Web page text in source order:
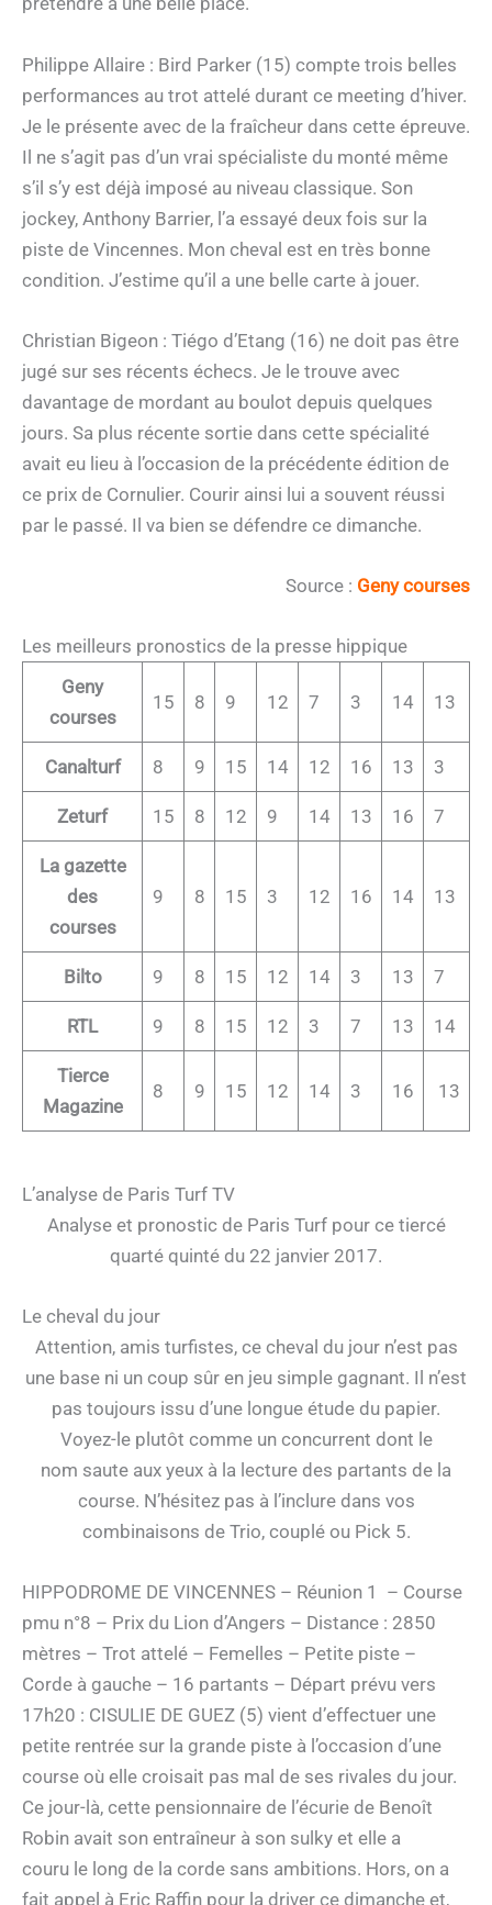
Philippe Allaire : Bird Parker (15) compte trois belles
performances au trot attelé durant ce meeting d’hiver.
Je le présente avec de la fraîcheur dans cette épreuve.
Il ne s’agit pas d’un vrai spécialiste du monté même
s’il s’y est déjà imposé au niveau classique. Son
jockey, Anthony Barrier, l’a essayé deux fois sur la
piste de Vincennes. Mon cheval est en très bonne
condition. J’estime qu’il a une belle carte à jouer.
Christian Bigeon : Tiégo d’Etang (16) ne doit pas être
jugé sur ses récents échecs. Je le trouve avec
davantage de mordant au boulot depuis quelques
jours. Sa plus récente sortie dans cette spécialité
avait eu lieu à l’occasion de la précédente édition de
ce prix de Cornulier. Courir ainsi lui a souvent réussi
par le passé. Il va bien se défendre ce dimanche.
Source : Geny courses
Les meilleurs pronostics de la presse hippique
Geny
courses
15 8 9 12 7 3 14 13
Canalturf 8 9 15 14 12 16 13 3
Zeturf 15 8 12 9 14 13 16 7
La gazette
des
courses
9 8 15 3 12 16 14 13
Bilto 9 8 15 12 14 3 13 7
RTL 9 8 15 12 3 7 13 14
Tierce
Magazine
8 9 15 12 14 3 16 13
L’analyse de Paris Turf TV
Analyse et pronostic de Paris Turf pour ce tiercé
quarté quinté du 22 janvier 2017.
Le cheval du jour
Attention, amis turfistes, ce cheval du jour n’est pas
une base ni un coup sûr en jeu simple gagnant. Il n’est
pas toujours issu d’une longue étude du papier.
Voyez-le plutôt comme un concurrent dont le
nom saute aux yeux à la lecture des partants de la
course. N’hésitez pas à l’inclure dans vos
combinaisons de Trio, couplé ou Pick 5.
HIPPODROME DE VINCENNES – Réunion 1 – Course
pmu n°8 – Prix du Lion d’Angers – Distance : 2850
mètres – Trot attelé – Femelles – Petite piste –
Corde à gauche – 16 partants – Départ prévu vers
17h20 : CISULIE DE GUEZ (5) vient d’effectuer une
petite rentrée sur la grande piste à l’occasion d’une
course où elle croisait pas mal de ses rivales du jour.
Ce jour-là, cette pensionnaire de l’écurie de Benoît
Robin avait son entraîneur à son sulky et elle a
couru le long de la corde sans ambitions. Hors, on a
fait appel à Eric Raffin pour la driver ce dimanche et,